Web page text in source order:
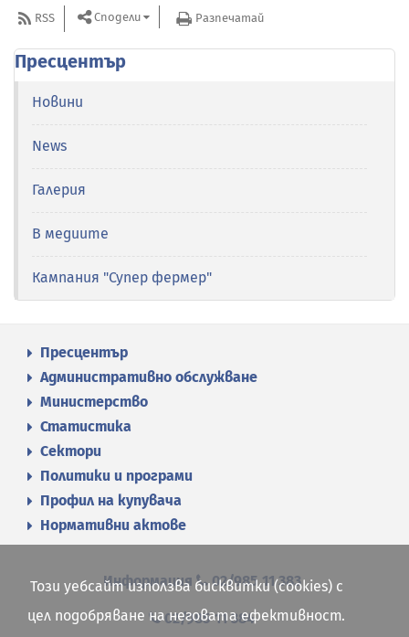
RSS Сподели Разпечатай
Пресцентър
Новини
News
Галерия
В медиите
Кампания "Супер фермер"
Пресцентър
Административно обслужване
Министерство
Статистика
Сектори
Политики и програми
Профил на купувача
Нормативни актове
Информация 02/985 11 383
02/985 11 384
Този уебсайт използва бисквитки (cookies) с
цел подобряване на неговата ефективност.